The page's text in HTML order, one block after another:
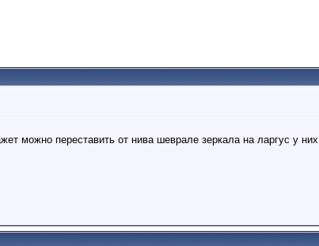
можно переставить от нива шеврале зеркала на ларгус у